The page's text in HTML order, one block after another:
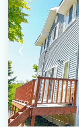
(無断同伴を確認した場合
年1月よりワンちゃんご同伴
苦手な方は、2025年1月以
※※ ・アーリーチェックイン
2,310円 税込) 繁忙期は対応